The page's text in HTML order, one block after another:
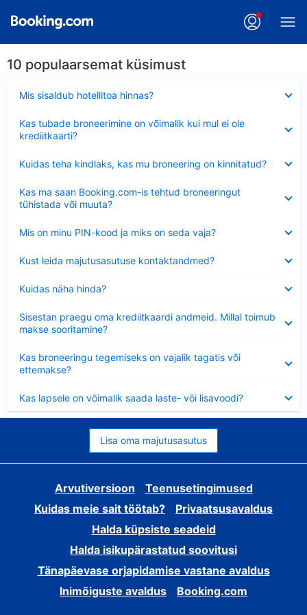
10 populaarsemat küsimust
Mis sisaldub hotellitoa hinnas?
Kas tubade broneerimine on võimalik kui mul ei ole
krediitkaarti?
Kuidas teha kindlaks, kas mu broneering on kinnitatud?
Kas ma saan Booking.com-is tehtud broneeringut
tühistada või muuta?
Mis on minu PIN-kood ja miks on seda vaja?
Kust leida majutusasutuse kontaktandmed?
Kuidas näha hinda?
Sisestan praegu oma krediitkaardi andmeid. Millal toimub
makse sooritamine?
Kas broneeringu tegemiseks on vajalik tagatis või
ettemakse?
Kas lapsele on võimalik saada laste- või lisavoodi?
Lisa oma majutusasutus
Arvutiversioon
Teenusetingimused
Kuidas meie sait töötab?
Privaatsusavaldus
Halda küpsiste seadeid
Halda isikupärastatud soovitusi
Tänapäevase orjapidamise vastane avaldus
Inimõiguste avaldus
Booking.com